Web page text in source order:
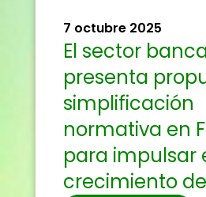
7 octubre 2025
El sector
presenta
simplificación
normativa en
para impulsar
crecimiento de